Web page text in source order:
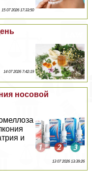
15 07 2026 17:33:50
14 07 2026 7:42:19
носовой
и
13 07 2026 13:39:26